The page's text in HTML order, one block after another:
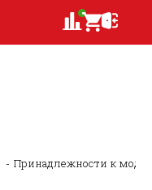
Принадлежности к